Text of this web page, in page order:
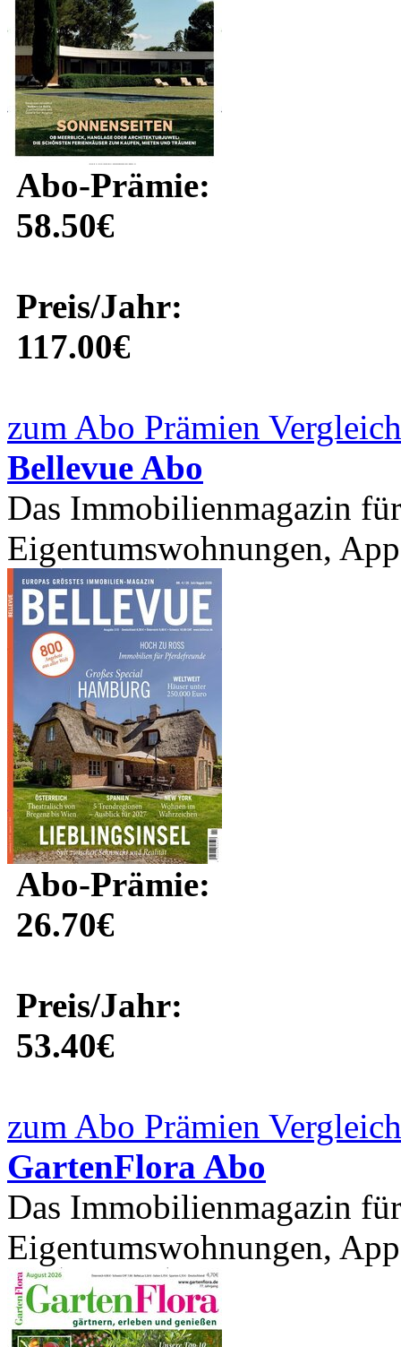
Abo-Prämie:
58.50€
Preis/Jahr:
117.00€
zum Abo Prämien
Bellevue Abo
Das Immobilienmagazin
Eigentumswohnungen,
Abo-Prämie:
26.70€
Preis/Jahr:
53.40€
zum Abo Prämien
GartenFlora Abo
Das Immobilienmagazin
Eigentumswohnungen,